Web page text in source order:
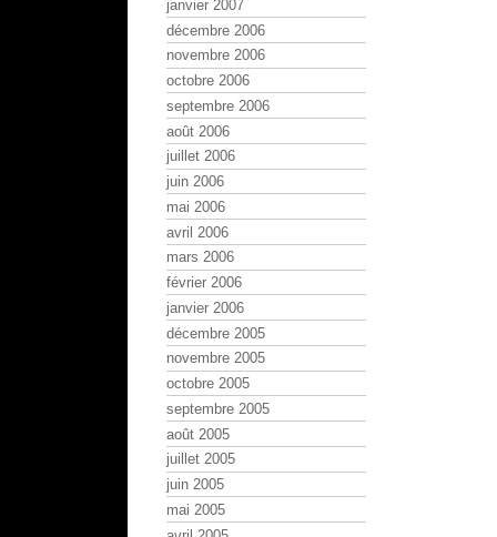
janvier 2007
décembre 2006
novembre 2006
octobre 2006
septembre 2006
août 2006
juillet 2006
juin 2006
mai 2006
avril 2006
mars 2006
février 2006
janvier 2006
décembre 2005
novembre 2005
octobre 2005
septembre 2005
août 2005
juillet 2005
juin 2005
mai 2005